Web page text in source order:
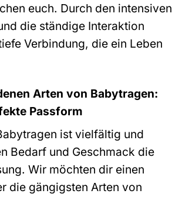
euch. Durch den intensiven
die ständige Interaktion
Verbindung, die ein Leben
Arten von Babytragen:
Passform
ist vielfältig und
Bedarf und Geschmack die
Wir möchten dir einen
die gängigsten Arten von